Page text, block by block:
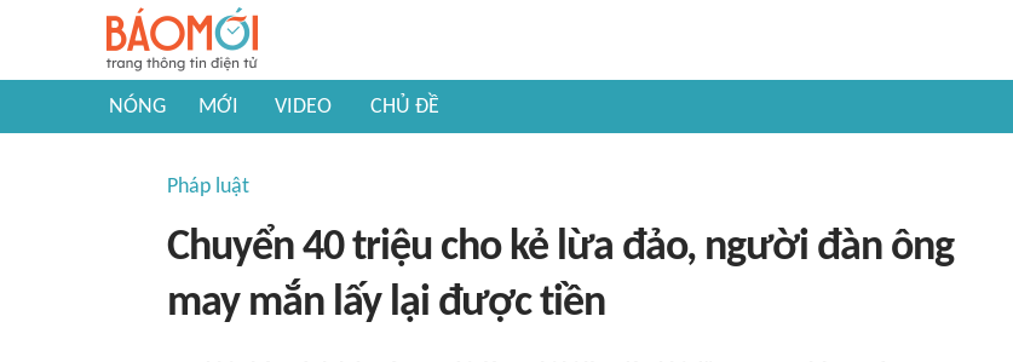
NÓNG MỚI VIDEO CHỦ ĐỀ
Pháp luật
Chuyển 40 triệu cho kẻ lừa đảo, người đàn ông
may mắn lấy lại được tiền